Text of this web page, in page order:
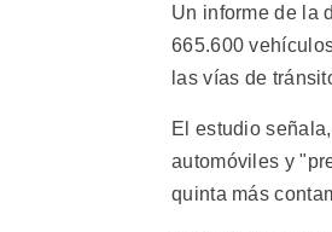
Un informe de la
665.600
las vías de
El estudio
automóviles y
quinta más